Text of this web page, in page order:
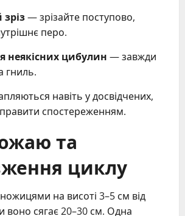
— зрізайте поступово,
перо.
неякісних цибулин — завжди
гниль.
навіть у досвідчених,
спостереженням.
та
циклу
на висоті 3–5 см від
воно сягає 20–30 см. Одна